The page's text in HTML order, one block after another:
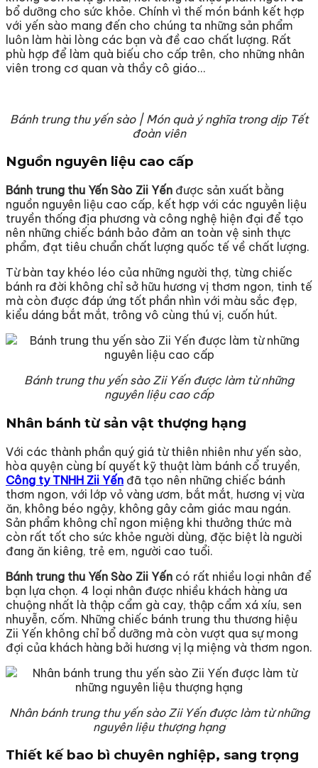
bổ dưỡng cho sức khỏe. Chính vì thế món bánh kết hợp
với yến sào mang đến cho chúng ta những sản phẩm
luôn làm hài lòng các bạn và đề cao chất lượng. Rất
phù hợp để làm quà biếu cho cấp trên, cho những nhân
viên trong cơ quan và thầy cô giáo…
Bánh trung thu yến sào | Món quà ý nghĩa trong dịp Tết
đoàn viên
Nguồn nguyên liệu cao cấp
Bánh trung thu Yến Sào Zii Yến được sản xuất bằng
nguồn nguyên liệu cao cấp, kết hợp với các nguyên liệu
truyền thống địa phương và công nghệ hiện đại để tạo
nên những chiếc bánh bảo đảm an toàn vệ sinh thực
phẩm, đạt tiêu chuẩn chất lượng quốc tế về chất lượng.
Từ bàn tay khéo léo của những người thợ, từng chiếc
bánh ra đời không chỉ sở hữu hương vị thơm ngon, tinh tế
mà còn được đáp ứng tốt phần nhìn với màu sắc đẹp,
kiểu dáng bắt mắt, trông vô cùng thú vị, cuốn hút.
Bánh trung thu yến sào Zii Yến được làm từ những
nguyên liệu cao cấp
Nhân bánh từ sản vật thượng hạng
Với các thành phần quý giá từ thiên nhiên như yến sào,
hòa quyện cùng bí quyết kỹ thuật làm bánh cổ truyền,
Công ty TNHH Zii Yến đã tạo nên những chiếc bánh
thơm ngon, với lớp vỏ vàng ươm, bắt mắt, hương vị vừa
ăn, không béo ngậy, không gây cảm giác mau ngán.
Sản phẩm không chỉ ngon miệng khi thưởng thức mà
còn rất tốt cho sức khỏe người dùng, đặc biệt là người
đang ăn kiêng, trẻ em, người cao tuổi.
Bánh trung thu Yến Sào Zii Yến có rất nhiều loại nhân để
bạn lựa chọn. 4 loại nhân được nhiều khách hàng ưa
chuộng nhất là thập cẩm gà cay, thập cẩm xá xíu, sen
nhuyễn, cốm. Những chiếc bánh trung thu thương hiệu
Zii Yến không chỉ bổ dưỡng mà còn vượt qua sự mong
đợi của khách hàng bởi hương vị lạ miệng và thơm ngon.
Nhân bánh trung thu yến sào Zii Yến được làm từ những
nguyên liệu thượng hạng
Thiết kế bao bì chuyên nghiệp, sang trọng